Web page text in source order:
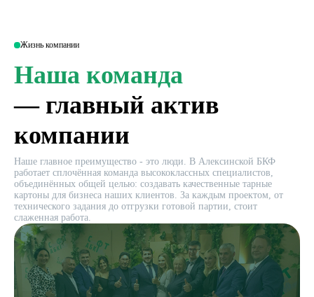
Жизнь компании
Наша команда
— главный актив
компании
Наше главное преимущество - это люди. В Алексинской БКФ
работает сплочённая команда высококлассных специалистов,
объединённых общей целью: создавать качественные тарные
картоны для бизнеса наших клиентов. За каждым проектом, от
технического задания до отгрузки готовой партии, стоит
слаженная работа.